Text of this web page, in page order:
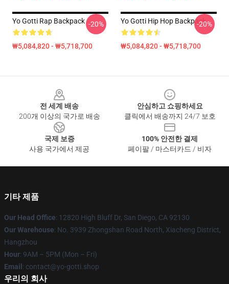
Yo Gotti Rap Backpack
₩5,084,820 - ₩5,718,700
-20% Yo Gotti Hip Hop Backpack
₩5,084,820 - ₩5,718,700
-20%
전 세계 배송
200개 이상의 국가로 배송
안심하고 쇼핑하세요
클릭에서 배송까지 24/7 보호
국제 보증
사용 국가에서 제공
100% 안전한 결제
페이팔 / 마스터카드 / 비자
기타 제품
Our Head Office: 12820 High Bluff Dr, San Diego, CA 92130
Our Warehouse: No. 3939 Zhongshan Road North, Xiacheng District,
Hangzhou
Hour: 9AM – 5PM (Mon – Fri)
Email : contact@yo-gotti.shop
우리의 회사